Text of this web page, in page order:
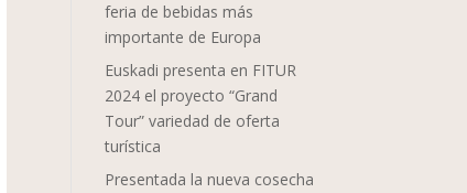
feria de bebidas más
importante de Europa
Euskadi presenta en FITUR
2024 el proyecto “Grand
Tour” variedad de oferta
turística
Presentada la nueva cosecha